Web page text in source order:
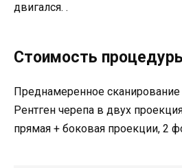
двигался. .
Стоимость
Преднамеренное сканирование
Рентген черепа в двух
прямая + боковая проекции, 2